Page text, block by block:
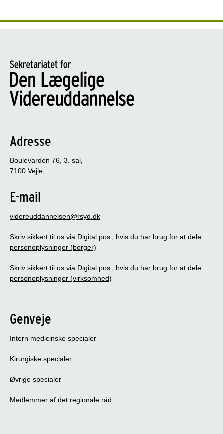
Adresse
Boulevarden 76, 3. sal,
7100 Vejle,
E-mail
videreuddannelsen@rsyd.dk
Skriv sikkert til os via Digital post, hvis du har brug for at dele
personoplysninger (borger)
Skriv sikkert til os via Digital post, hvis du har brug for at dele
personoplysninger (virksomhed)
Genveje
Intern medicinske specialer
Kirurgiske specialer
Øvrige specialer
Medlemmer af det regionale råd